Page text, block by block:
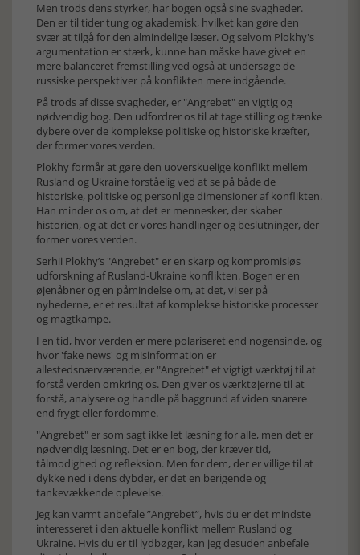
Men trods dens styrker, har bogen også sine svagheder.
Den er til tider tung og akademisk, hvilket kan gøre den
svær at tilgå for den almindelige læser. Og selvom Plokhy's
argumentation er stærk, kunne han måske have givet en
mere balanceret fremstilling ved også at undersøge de
russiske perspektiver på konflikten mere indgående.
På trods af disse svagheder, er "Angrebet" en vigtig og
nødvendig bog. Den udfordrer os til at tage stilling og tænke
dybere over de komplekse politiske og historiske kræfter,
der former vores verden.
Plokhy formår at gøre den uoverskuelige konflikt mellem
Rusland og Ukraine forståelig ved at se på både de
historiske, politiske og personlige dimensioner af konflikten.
Han minder os om, at det er mennesker, der skaber
historien, og at det er vores handlinger og beslutninger, der
former vores verden.
Serhii Plokhy’s "Angrebet" er en skarp og kompromisløs
udforskning af Rusland-Ukraine konflikten. Bogen er en
øjenåbner og en påmindelse om, at det, vi ser på
nyhederne, er et resultat af komplekse historiske processer
og magtkampe.
I en tid, hvor verden er mere polariseret end nogensinde, og
hvor 'fake news' og misinformation er
allestedsnærværende, er "Angrebet" et vigtigt værktøj til at
forstå verden omkring os. Den giver os værktøjerne til at
forstå, analysere og handle på baggrund af viden snarere
end frygt eller fordomme.
"Angrebet" er som sagt ikke let læsning for alle, men det er
nødvendig læsning. Det er en bog, der kræver tid,
tålmodighed og refleksion. Men for dem, der er villige til at
dykke ned i dens dybder, er det en berigende og
tankevækkende oplevelse.
Jeg kan varmt anbefale ”Angrebet”, hvis du er det mindste
interesseret i den aktuelle konflikt mellem Rusland og
Ukraine. Hvis du er til lydbøger, kan jeg desuden anbefale